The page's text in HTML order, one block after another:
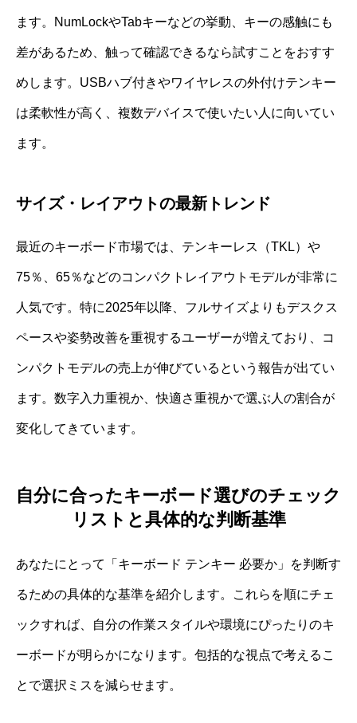
ます。NumLockやTabキーなどの挙動、キーの感触にも
差があるため、触って確認できるなら試すことをおすす
めします。USBハブ付きやワイヤレスの外付けテンキー
は柔軟性が高く、複数デバイスで使いたい人に向いてい
ます。
サイズ・レイアウトの最新トレンド
最近のキーボード市場では、テンキーレス（TKL）や
75％、65％などのコンパクトレイアウトモデルが非常に
人気です。特に2025年以降、フルサイズよりもデスクス
ペースや姿勢改善を重視するユーザーが増えており、コ
ンパクトモデルの売上が伸びているという報告が出てい
ます。数字入力重視か、快適さ重視かで選ぶ人の割合が
変化してきています。
自分に合ったキーボード選びのチェック
リストと具体的な判断基準
あなたにとって「キーボード テンキー 必要か」を判断す
るための具体的な基準を紹介します。これらを順にチェ
ックすれば、自分の作業スタイルや環境にぴったりのキ
ーボードが明らかになります。包括的な視点で考えるこ
とで選択ミスを減らせます。